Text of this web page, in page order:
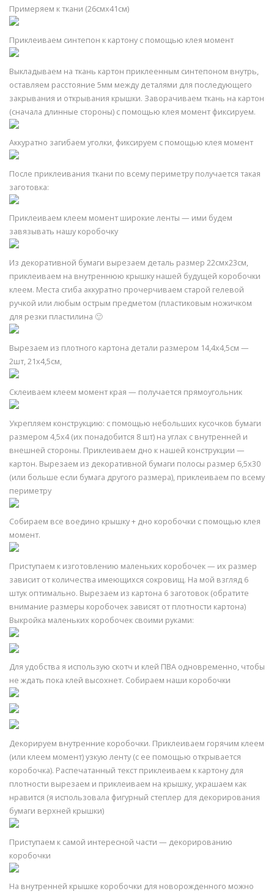
Примеряем к ткани (26смх41см)
Приклеиваем синтепон к картону с помощью клея момент
Выкладываем на ткань картон приклеенным синтепоном внутрь,
оставляем расстояние 5мм между деталями для последующего
закрывания и открывания крышки. Заворачиваем ткань на картон
(сначала длинные стороны) с помощью клея момент фиксируем.
Аккуратно загибаем уголки, фиксируем с помощью клея момент
После приклеивания ткани по всему периметру получается такая
заготовка:
Приклеиваем клеем момент широкие ленты — ими будем
завязывать нашу коробочку
Из декоративной бумаги вырезаем деталь размер 22смх23см,
приклеиваем на внутреннюю крышку нашей будущей коробочки
клеем. Места сгиба аккуратно прочерчиваем старой гелевой
ручкой или любым острым предметом (пластиковым ножичком
для резки пластилина 🙂
Вырезаем из плотного картона детали размером 14,4х4,5см —
2шт, 21х4,5см,
Склеиваем клеем момент края — получается прямоугольник
Укрепляем конструкцию: с помощью небольших кусочков бумаги
размером 4,5х4 (их понадобится 8 шт) на углах с внутренней и
внешней стороны. Приклеиваем дно к нашей конструкции —
картон. Вырезаем из декоративной бумаги полосы размер 6,5х30
(или больше если бумага другого размера), приклеиваем по всему
периметру
Собираем все воедино крышку + дно коробочки с помощью клея
момент.
Приступаем к изготовлению маленьких коробочек — их размер
зависит от количества имеющихся сокровищ. На мой взгляд 6
штук оптимально. Вырезаем из картона 6 заготовок (обратите
внимание размеры коробочек зависят от плотности картона)
Выкройка маленьких коробочек своими руками:
Для удобства я использую скотч и клей ПВА одновременно, чтобы
не ждать пока клей высохнет. Собираем наши коробочки
Декорируем внутренние коробочки. Приклеиваем горячим клеем
(или клеем момент) узкую ленту (с ее помощью открывается
коробочка). Распечатанный текст приклеиваем к картону для
плотности вырезаем и приклеиваем на крышку, украшаем как
нравится (я использовала фигурный степлер для декорирования
бумаги верхней крышки)
Приступаем к самой интересной части — декорированию
коробочки
На внутренней крышке коробочки для новорожденного можно